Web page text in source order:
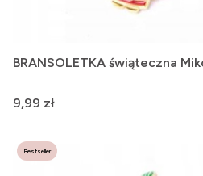
BRANSOLETKA świąteczna
Cena
9,99 zł
Bestseller